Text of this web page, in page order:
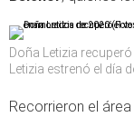
Doña Letizia
Letizia estrenó el
Recorrieron el